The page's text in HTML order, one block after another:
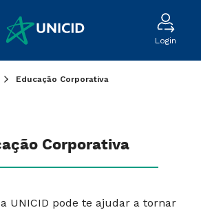
Login
Educação Corporativa
Corporativa
UNICID pode te ajudar a tornar